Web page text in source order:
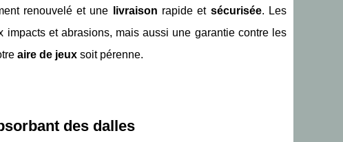
renouvelé et une livraison rapide et sécurisée. Les
et abrasions, mais aussi une garantie contre les
aire de jeux soit pérenne.
des dalles